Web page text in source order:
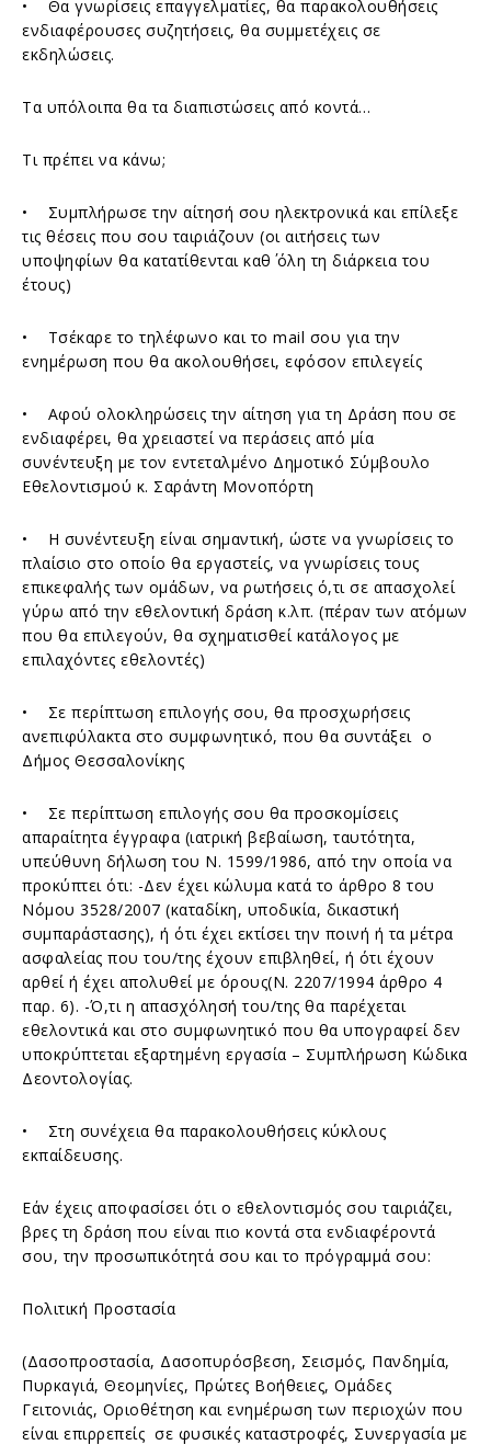
• Θα γνωρίσεις επαγγελματίες, θα παρακολουθήσεις
ενδιαφέρουσες συζητήσεις, θα συμμετέχεις σε
εκδηλώσεις.
Τα υπόλοιπα θα τα διαπιστώσεις από κοντά…
Τι πρέπει να κάνω;
• Συμπλήρωσε την αίτησή σου ηλεκτρονικά και επίλεξε
τις θέσεις που σου ταιριάζουν (οι αιτήσεις των
υποψηφίων θα κατατίθενται καθ΄ όλη τη διάρκεια του
έτους)
• Τσέκαρε το τηλέφωνο και το mail σου για την
ενημέρωση που θα ακολουθήσει, εφόσον επιλεγείς
• Αφού ολοκληρώσεις την αίτηση για τη Δράση που σε
ενδιαφέρει, θα χρειαστεί να περάσεις από μία
συνέντευξη με τον εντεταλμένο Δημοτικό Σύμβουλο
Εθελοντισμού κ. Σαράντη Μονοπόρτη
• Η συνέντευξη είναι σημαντική, ώστε να γνωρίσεις το
πλαίσιο στο οποίο θα εργαστείς, να γνωρίσεις τους
επικεφαλής των ομάδων, να ρωτήσεις ό,τι σε απασχολεί
γύρω από την εθελοντική δράση κ.λπ. (πέραν των ατόμων
που θα επιλεγούν, θα σχηματισθεί κατάλογος με
επιλαχόντες εθελοντές)
• Σε περίπτωση επιλογής σου, θα προσχωρήσεις
ανεπιφύλακτα στο συμφωνητικό, που θα συντάξει ο
Δήμος Θεσσαλονίκης
• Σε περίπτωση επιλογής σου θα προσκομίσεις
απαραίτητα έγγραφα (ιατρική βεβαίωση, ταυτότητα,
υπεύθυνη δήλωση του Ν. 1599/1986, από την οποία να
προκύπτει ότι: -Δεν έχει κώλυμα κατά το άρθρο 8 του
Νόμου 3528/2007 (καταδίκη, υποδικία, δικαστική
συμπαράστασης), ή ότι έχει εκτίσει την ποινή ή τα μέτρα
ασφαλείας που του/της έχουν επιβληθεί, ή ότι έχουν
αρθεί ή έχει απολυθεί με όρους(Ν. 2207/1994 άρθρο 4
παρ. 6). -Ό,τι η απασχόλησή του/της θα παρέχεται
εθελοντικά και στο συμφωνητικό που θα υπογραφεί δεν
υποκρύπτεται εξαρτημένη εργασία – Συμπλήρωση Κώδικα
Δεοντολογίας.
• Στη συνέχεια θα παρακολουθήσεις κύκλους
εκπαίδευσης.
Εάν έχεις αποφασίσει ότι ο εθελοντισμός σου ταιριάζει,
βρες τη δράση που είναι πιο κοντά στα ενδιαφέροντά
σου, την προσωπικότητά σου και το πρόγραμμά σου:
Πολιτική Προστασία
(Δασοπροστασία, Δασοπυρόσβεση, Σεισμός, Πανδημία,
Πυρκαγιά, Θεομηνίες, Πρώτες Βοήθειες, Ομάδες
Γειτονιάς, Οριοθέτηση και ενημέρωση των περιοχών που
είναι επιρρεπείς σε φυσικές καταστροφές, Συνεργασία με